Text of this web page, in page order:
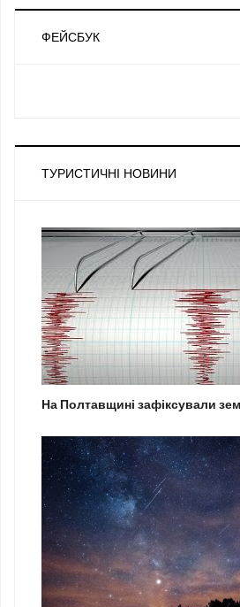
ФЕЙСБУК
ТУРИСТИЧНІ НОВИНИ
На Полтавщині зафіксували